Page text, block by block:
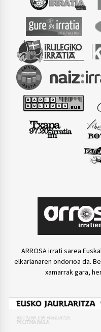
ARROSA irrati sarea
elkarlanaren ondorioa da.
xamarrak gara,